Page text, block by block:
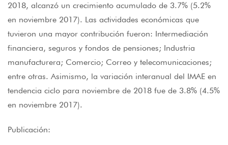
2018, alcanzó un crecimiento acumulado de 3.7% (5.2%
en noviembre 2017). Las actividades económicas que
tuvieron una mayor contribución fueron: Intermediación
financiera, seguros y fondos de pensiones; Industria
manufacturera; Comercio; Correo y telecomunicaciones;
entre otras. Asimismo, la variación interanual del IMAE en
tendencia ciclo para noviembre de 2018 fue de 3.8% (4.5%
en noviembre 2017).
Publicación: